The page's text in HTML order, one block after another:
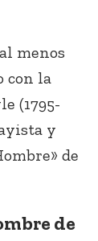
menos
con la
(1795-
y
de
de